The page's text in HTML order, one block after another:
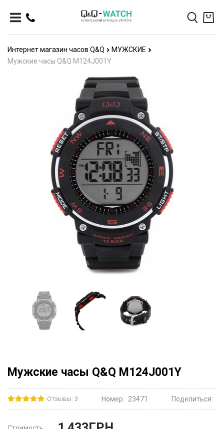
Интернет магазин часов Q&Q
МУЖСКИЕ
Мужские часы Q&Q M124J001Y
Мужские часы Q&Q M124J001Y
Отзывы: 3 Номер: 23471 Поделиться: